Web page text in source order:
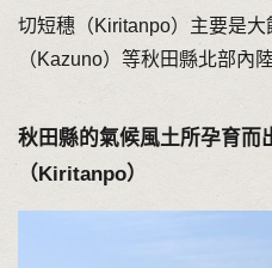
切短穗（Kiritanpo）主要是大
（Kazuno）等秋田縣北部內
秋田縣的氣候風土所孕育而
（Kiritanpo）